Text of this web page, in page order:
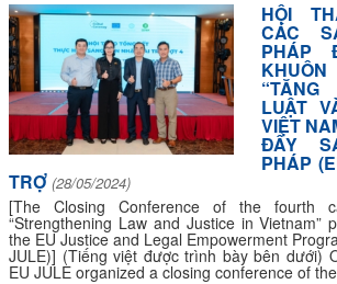
HỘI
CÁC
PHÁP
LUẬT
VIỆT
ĐẨY
PHÁP
TRỢ (28/05/2024)
[The Closing Conference of the
“Strengthening Law and Justice in Vietnam”
the EU Justice and Legal Empowerment
JULE)] (Tiếng việt được trình bày bên dưới)
EU JULE organized a closing conference of